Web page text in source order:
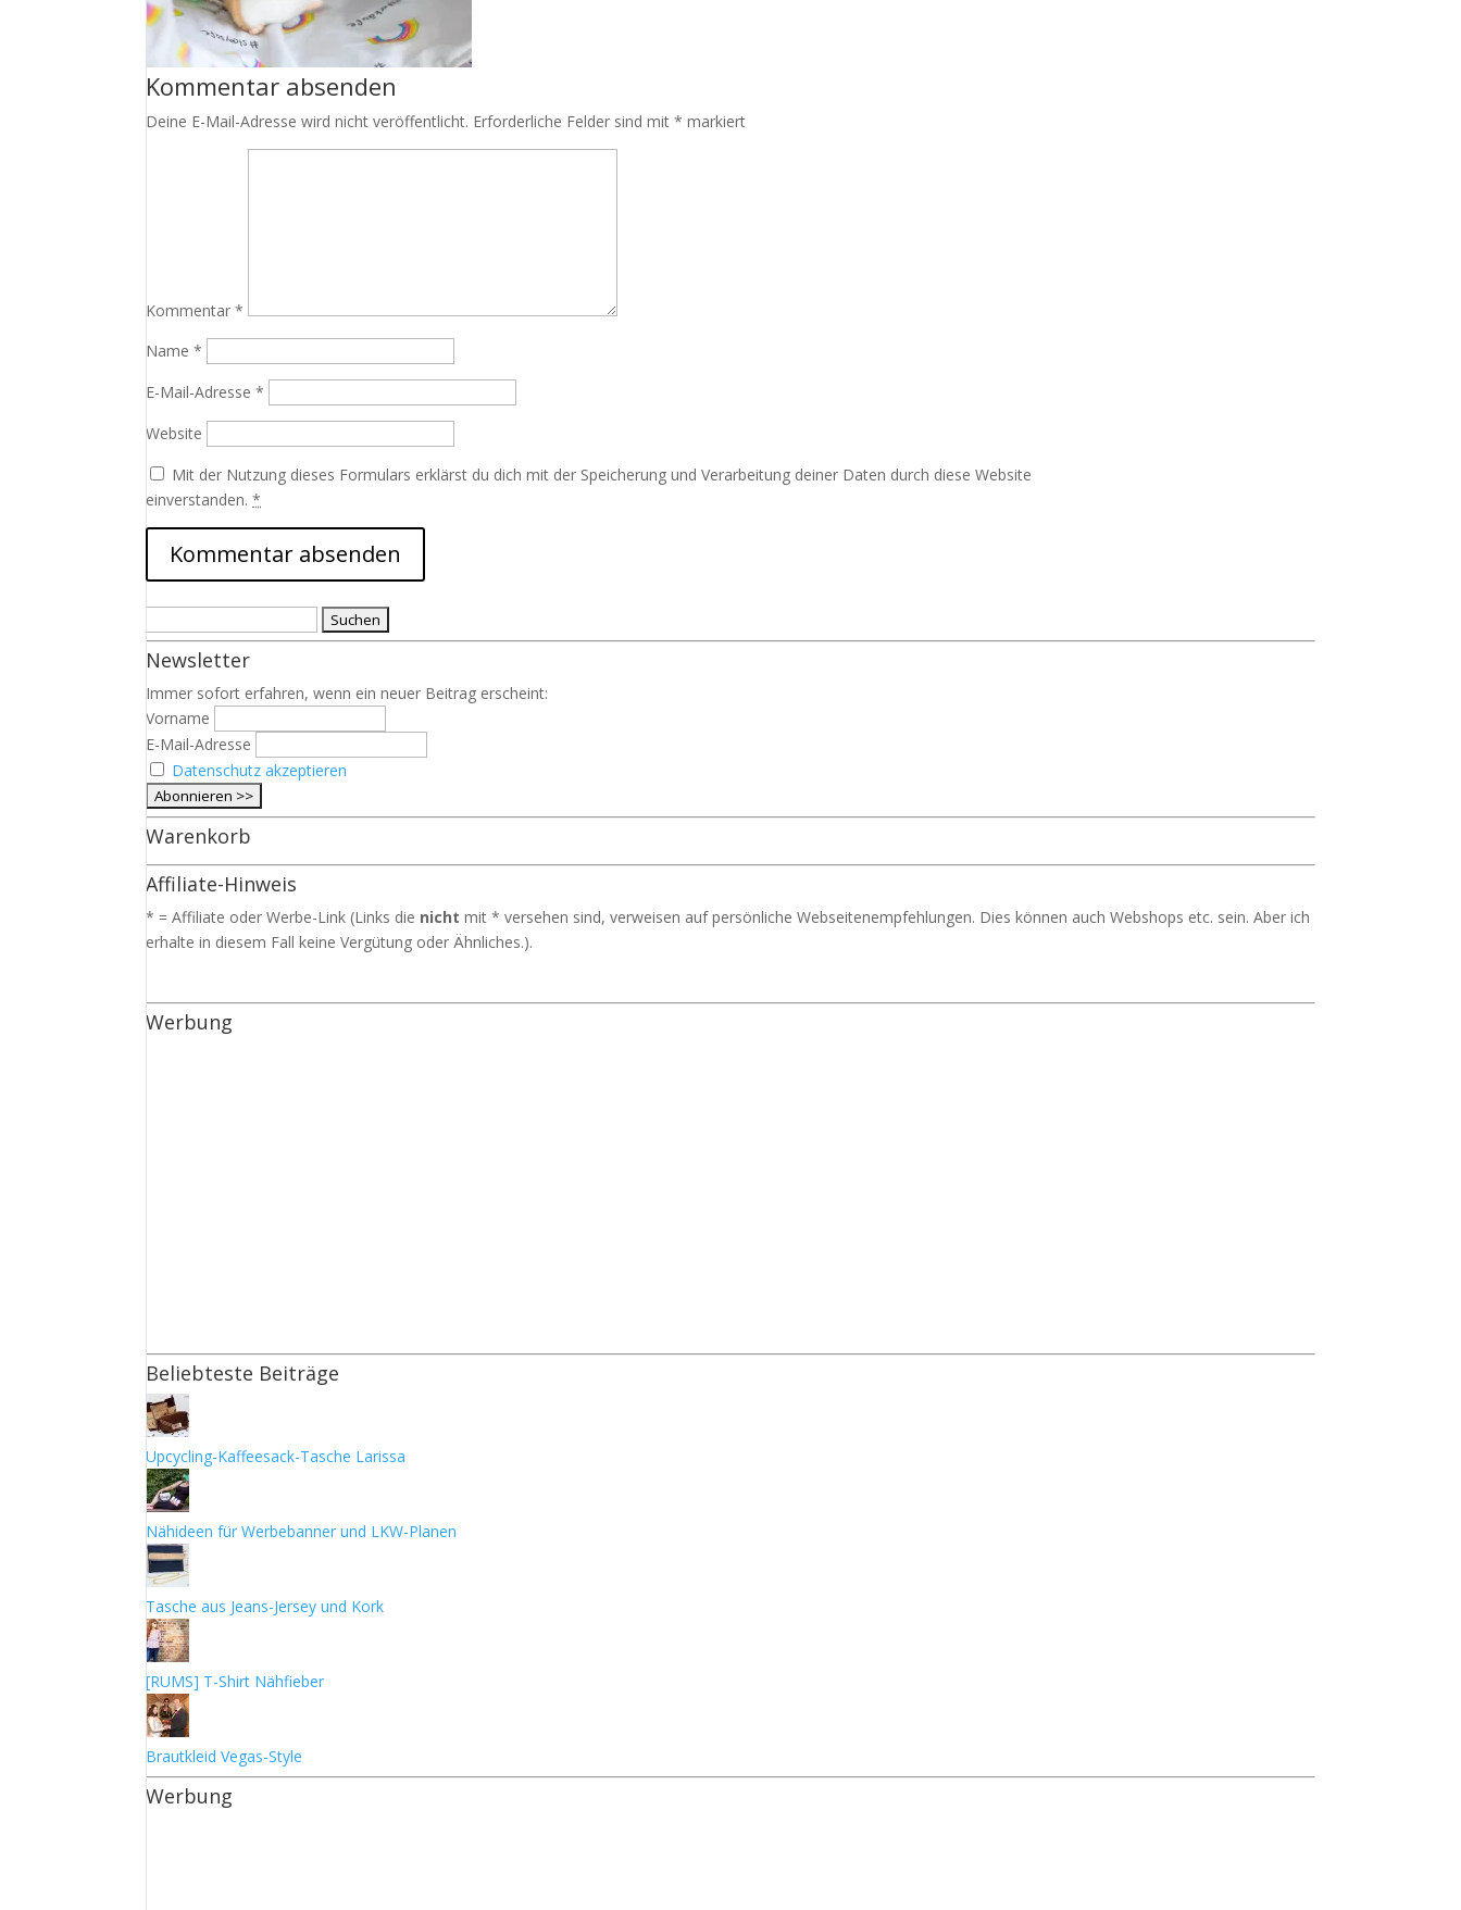
Kommentar absenden
Deine E-Mail-Adresse wird nicht veröffentlicht. Erforderliche Felder sind mit* markiert
Kommentar*
Name*
E-Mail-Adresse*
Website
Mit der Nutzung dieses Formulars erklärst du dich mit der Speicherung und Verarbeitung deiner Daten durch diese Website
einverstanden.*
nach:
Newsletter
Immer sofort erfahren, wenn ein neuer Beitrag erscheint:
Vorname
E-Mail-Adresse
Datenschutz akzeptieren
Warenkorb
Affiliate-Hinweis
* = Affiliate oder Werbe-Link (Links die nichtmit * versehen sind, verweisen auf persönliche Webseitenempfehlungen. Dies können auch Webshops etc. sein. Aber ich
erhalte in diesem Fall keine Vergütung oder Ähnliches.).
Werbung
Beliebteste Beiträge
Upcycling-Kaffeesack-Tasche Larissa
Nähideen für Werbebanner und LKW-Planen
Tasche aus Jeans-Jersey und Kork
[RUMS] T-Shirt Nähfieber
Brautkleid Vegas-Style
Werbung